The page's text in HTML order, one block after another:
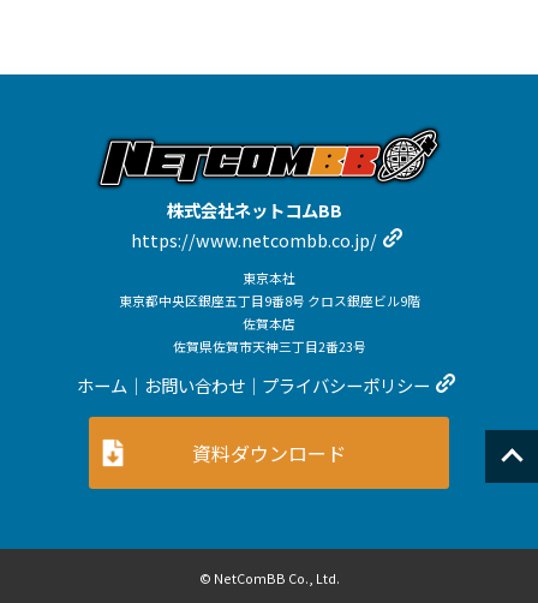
株式会社ネットコムBB
https://www.netcombb.co.jp/
東京本社
東京都中央区銀座五丁目9番8号 クロス銀座ビル9階
佐賀本店
佐賀県佐賀市天神三丁目2番23号
ホーム ｜ お問い合わせ ｜ プライバシーポリシー
資料ダウンロード
© NetComBB Co., Ltd.